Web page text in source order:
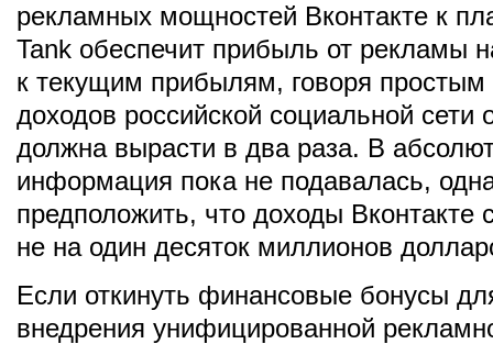
рекламных мощностей Вконтакте к
Tank обеспечит прибыль от рекламы
к текущим прибылям, говоря
доходов российской социальной сети
должна вырасти в два раза. В
информация пока не подавалась,
предположить, что доходы Вконтакте
не на один десяток миллионов
Если откинуть финансовые бонусы
внедрения унифицированной